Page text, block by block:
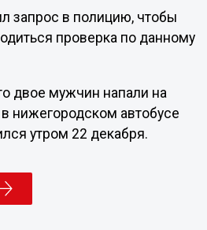
запрос в полицию, чтобы
проверка по данному
двое мужчин напали на
нижегородском автобусе
утром 22 декабря.